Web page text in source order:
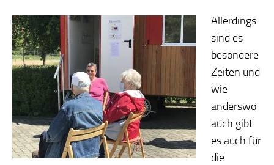
Allerdings
sind es
besondere
Zeiten und
wie
anderswo
auch gibt
es auch für
die